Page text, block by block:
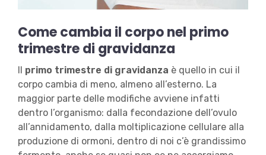
Come cambia il corpo nel primo
trimestre di gravidanza
primo trimestre di gravidanza è quello in cui il
corpo cambia di meno, almeno all’esterno. La
maggior parte delle modifiche avviene infatti
dentro l’organismo: dalla fecondazione dell’ovulo
all’annidamento, dalla moltiplicazione cellulare alla
produzione di ormoni, dentro di noi c’è grandissimo